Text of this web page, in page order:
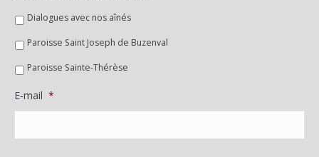
Dialogues avec nos aînés
Paroisse Saint Joseph de Buzenval
Paroisse Sainte-Thérèse
E-mail *